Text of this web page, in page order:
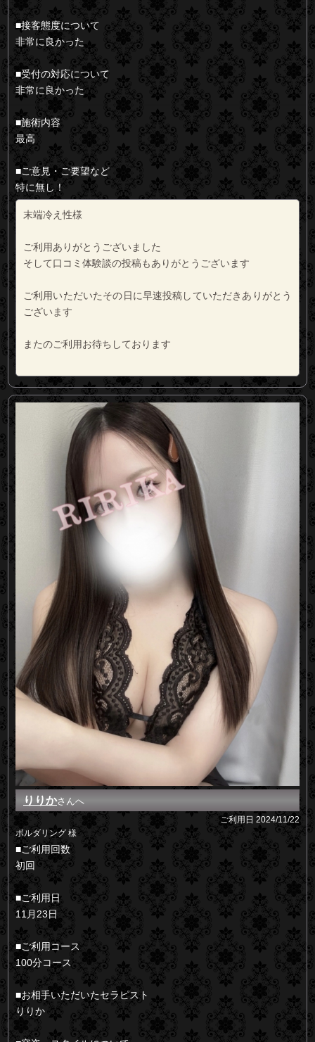
■接客態度について
非常に良かった
■受付の対応について
非常に良かった
■施術内容
最高
■ご意見・ご要望など
特に無し！
末端冷え性様
ご利用ありがとうございました
そして口コミ体験談の投稿もありがとうございます
ご利用いただいたその日に早速投稿していただきありがとう
ございます
またのご利用お待ちしております
りりかさんへ
ご利用日 2024/11/22
ボルダリング 様
■ご利用回数
初回
■ご利用日
11月23日
■ご利用コース
100分コース
■お相手いただいたセラピスト
りりか